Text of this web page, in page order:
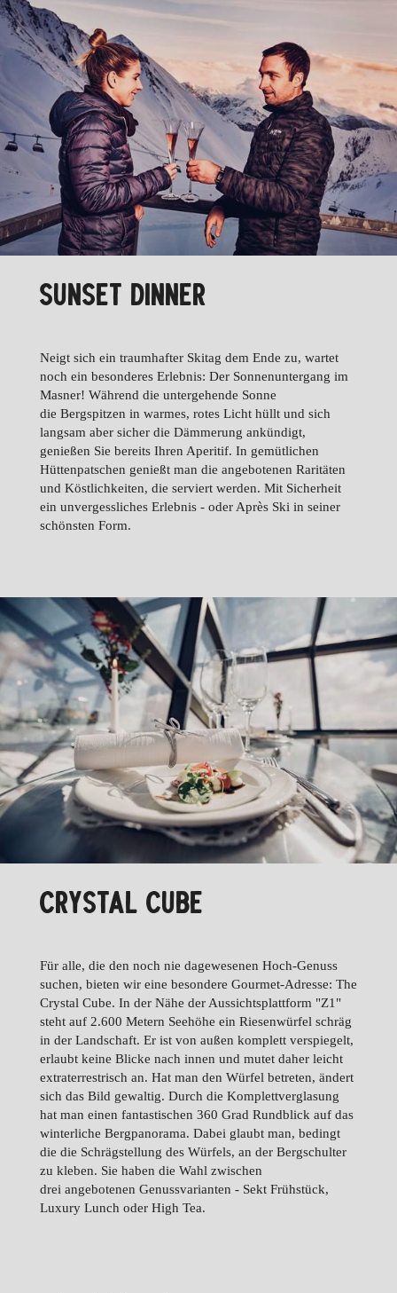
SUNSET DINNER
Neigt sich ein traumhafter Skitag dem Ende zu, wartet
noch ein besonderes Erlebnis: Der Sonnenuntergang im
Masner! Während die untergehende Sonne
die Bergspitzen in warmes, rotes Licht hüllt und sich
langsam aber sicher die Dämmerung ankündigt,
genießen Sie bereits Ihren Aperitif. In gemütlichen
Hüttenpatschen genießt man die angebotenen Raritäten
und Köstlichkeiten, die serviert werden. Mit Sicherheit
ein unvergessliches Erlebnis - oder Après Ski in seiner
schönsten Form.
CRYSTAL CUBE
Für alle, die den noch nie dagewesenen Hoch-Genuss
suchen, bieten wir eine besondere Gourmet-Adresse: The
Crystal Cube. In der Nähe der Aussichtsplattform "Z1"
steht auf 2.600 Metern Seehöhe ein Riesenwürfel schräg
in der Landschaft. Er ist von außen komplett verspiegelt,
erlaubt keine Blicke nach innen und mutet daher leicht
extraterrestrisch an. Hat man den Würfel betreten, ändert
sich das Bild gewaltig. Durch die Komplettverglasung
hat man einen fantastischen 360 Grad Rundblick auf das
winterliche Bergpanorama. Dabei glaubt man, bedingt
die die Schrägstellung des Würfels, an der Bergschulter
zu kleben. Sie haben die Wahl zwischen
drei angebotenen Genussvarianten - Sekt Frühstück,
Luxury Lunch oder High Tea.